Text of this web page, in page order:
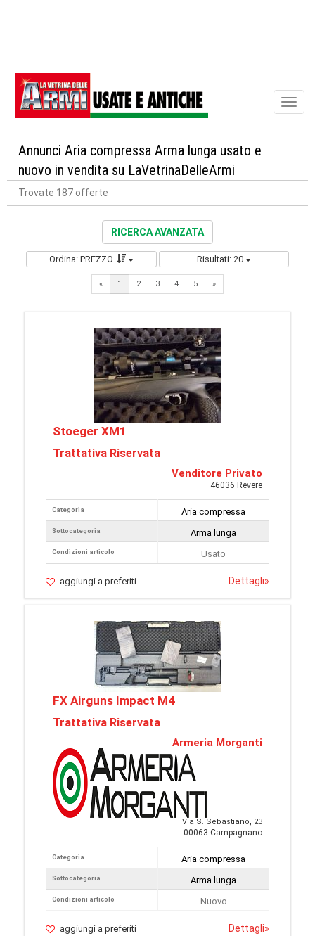
Annunci Aria compressa Arma lunga usato e
nuovo in vendita su LaVetrinaDelleArmi
Trovate 187 offerte
RICERCA AVANZATA
Ordina: PREZZO Risultati: 20
« 1 2 3 4 5 »Next
Stoeger XM1
Trattativa Riservata
Venditore Privato
46036 Revere
Categoria
Sottocategoria
Condizioni articolo
Aria compressa
Arma lunga
Usato
aggiungi a preferiti Dettagli»
FX Airguns Impact M4
Trattativa Riservata
Armeria Morganti
Via S. Sebastiano, 23
00063 Campagnano
Categoria
Sottocategoria
Condizioni articolo
Aria compressa
Arma lunga
Nuovo
aggiungi a preferiti Dettagli»